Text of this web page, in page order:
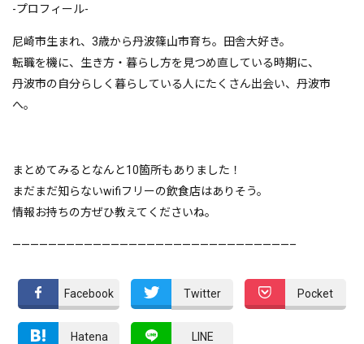
-プロフィール-
尼崎市生まれ、3歳から丹波篠山市育ち。田舎大好き。
転職を機に、生き方・暮らし方を見つめ直している時期に、
丹波市の自分らしく暮らしている人にたくさん出会い、丹波市
へ。
まとめてみるとなんと10箇所もありました！
まだまだ知らないwifiフリーの飲食店はありそう。
情報お持ちの方ぜひ教えてくださいね。
———————————————————————————————–
Facebook Twitter Pocket
Hatena LINE